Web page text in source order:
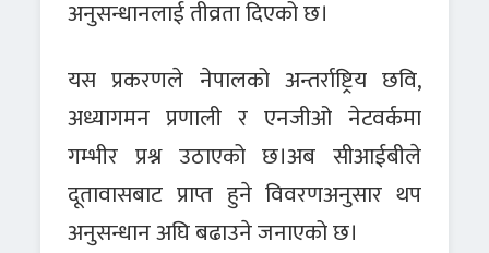
अनुसन्धानलाई तीव्रता दिएको छ।
यस प्रकरणले नेपालको अन्तर्राष्ट्रिय छवि,
अध्यागमन प्रणाली र एनजीओ नेटवर्कमा
गम्भीर प्रश्न उठाएको छ।अब सीआईबीले
दूतावासबाट प्राप्त हुने विवरणअनुसार थप
अनुसन्धान अघि बढाउने जनाएको छ।